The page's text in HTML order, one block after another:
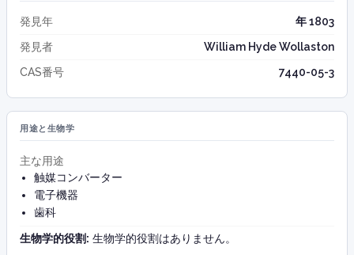
発見年
年 1803
発見者
William Hyde Wollaston
CAS番号
7440-05-3
用途と生物学
主な用途
触媒コンバーター
電子機器
歯科
生物学的役割: 生物学的役割はありません。